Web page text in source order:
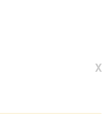
X